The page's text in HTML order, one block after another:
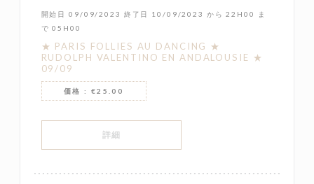
開始日 09/09/2023 終了日 10/09/2023 から 22H00 ま
で 05H00
★ PARIS FOLLIES AU DANCING ★
RUDOLPH VALENTINO EN ANDALOUSIE ★
09/09
価格 : €25.00
詳細